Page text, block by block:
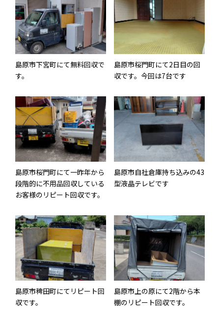
島原市下宮町にて無料回収で
す。
島原市桜門町にて2日目の回
収です。今回は7台です
島原市桜門町にて一昨年から
段階的に不用品回収している
お客様のリピート回収です。
島原市自社倉庫持ち込みの43
型液晶テレビです
島原市稗田町にてリピート回
収です。
島原市上の原にて2階から本
棚のリピート回収です。